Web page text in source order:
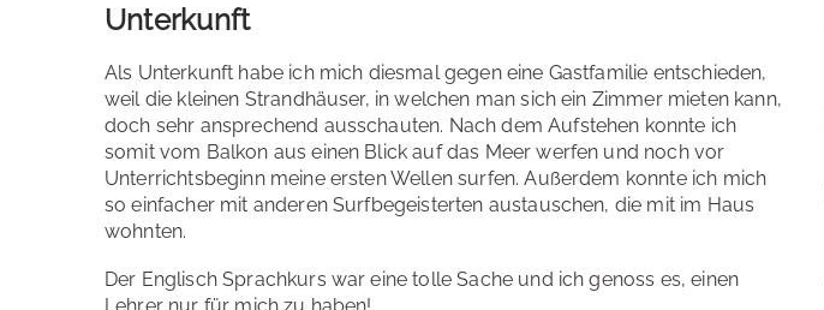
Unterkunft
Als Unterkunft habe ich mich diesmal gegen eine Gastfamilie entschieden,
weil die kleinen Strandhäuser, in welchen man sich ein Zimmer mieten kann,
doch sehr ansprechend ausschauten. Nach dem Aufstehen konnte ich
somit vom Balkon aus einen Blick auf das Meer werfen und noch vor
Unterrichtsbeginn meine ersten Wellen surfen. Außerdem konnte ich mich
so einfacher mit anderen Surfbegeisterten austauschen, die mit im Haus
wohnten.
Der Englisch Sprachkurs war eine tolle Sache und ich genoss es, einen